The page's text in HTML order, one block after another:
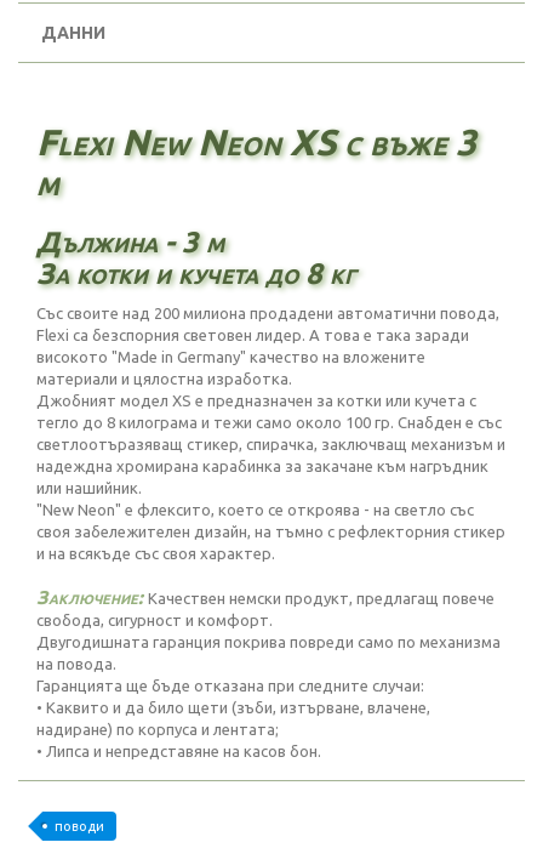
ДАННИ
Flexi New Neon XS с въже 3
м
Дължина - 3 м
За котки и кучета до 8 кг
Със своите над 200 милиона продадени автоматични повода,
Flexi са безспорния световен лидер. А това е така заради
високото "Made in Germany" качество на вложените
материали и цялостна изработка.
Джобният модел XS е предназначен за котки или кучета с
тегло до 8 килограма и тежи само около 100 гр. Снабден е със
светлоотъразяващ стикер, спирачка, заключващ механизъм и
надеждна хромирана карабинка за закачане към нагръдник
или нашийник.
"New Neon" е флексито, което се откроява - на светло със
своя забележителен дизайн, на тъмно с рефлекторния стикер
и на всякъде със своя характер.
Заключение: Качествен немски продукт, предлагащ повече
свобода, сигурност и комфорт.
Двугодишната гаранция покрива повреди само по механизма
на повода.
Гаранцията ще бъде отказана при следните случаи:
• Каквито и да било щети (зъби, изтърване, влачене,
надиране) по корпуса и лентата;
• Липса и непредставяне на касов бон.
поводи